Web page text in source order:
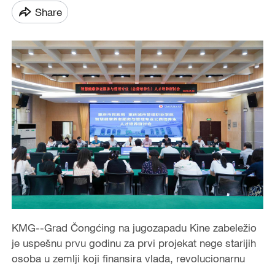
Share
KMG--Grad Čongćing na jugozapadu Kine zabeležio
je uspešnu prvu godinu za prvi projekat nege starijih
osoba u zemlji koji finansira vlada, revolucionarnu